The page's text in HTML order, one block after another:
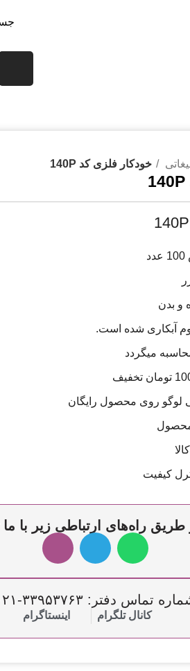
خودکار فلزی کد 140P
و بدن
آبکاری شده است.
میگردد
لوگو روی محصول رایگان
محصول
کیفیت
طریق راه‌های ارتباطی زیر با
تماس دفتر: ۳۳۹۵۳۷۶۳-۰۲۱
کانال تلگرام اینستاگرام